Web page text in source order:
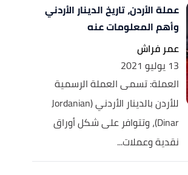
عملة الأردن، تاريخ الدينار الأردني
وأهم المعلومات عنه
عمر فراش
13 يوليو 2021
العملة: تسمى العملة الرسمية
للأردن بالدينار الأردني (Jordanian
Dinar)، وتتوافر على شكل أوراق
نقدية وعملات...